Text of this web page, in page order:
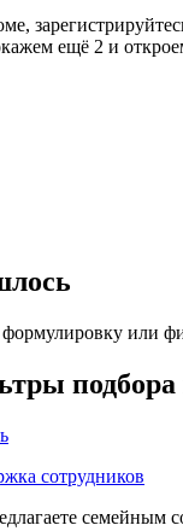
ещё 2 и
или
подбора
сотрудников
семейным